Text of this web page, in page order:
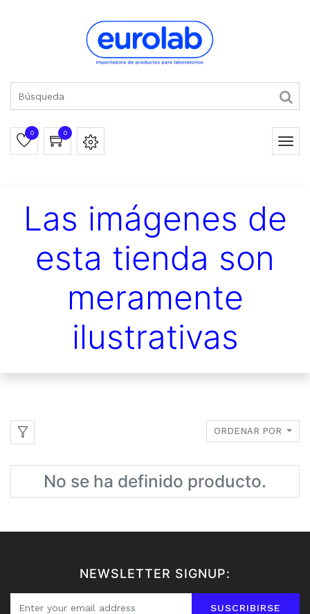
0 0
Las imágenes de
esta tienda son
meramente
ilustrativas
ORDENAR POR
No se ha definido producto.
NEWSLETTER SIGNUP:
SUSCRIBIRSE